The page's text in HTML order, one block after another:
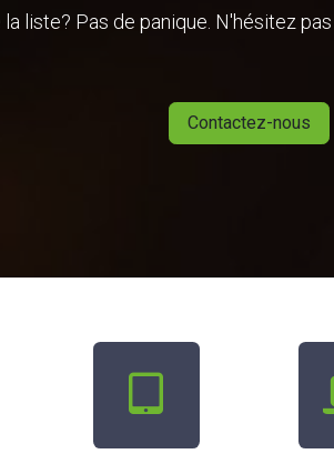
liste? Pas de panique. N'hésitez
Contactez-nous